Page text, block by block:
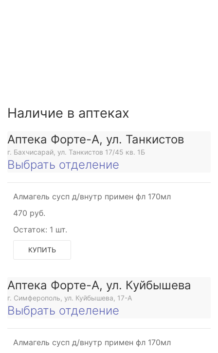
Наличие в аптеках
Аптека Форте-А, ул. Танкистов
г. Бахчисарай, ул. Танкистов 17/45 кв. 1Б
Выбрать отделение
Алмагель сусп д/внутр примен фл 170мл
470 руб.
Остаток: 1 шт.
КУПИТЬ
Аптека Форте-А, ул. Куйбышева
г. Симферополь, ул. Куйбышева, 17-А
Выбрать отделение
Алмагель сусп д/внутр примен фл 170мл